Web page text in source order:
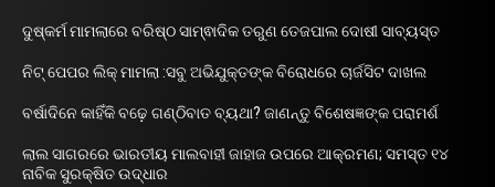
ଦୁଷ୍କର୍ମ ମାମଲାରେ ବରିଷ୍ଠ ସାମ୍ଵାଦିକ ତରୁଣ ତେଜପାଲ ଦୋଷୀ ସାବ୍ୟସ୍ତ
ନିଟ୍ ପେପର ଲିକ୍ ମାମଲା :ସବୁ ଅଭିଯୁକ୍ତଙ୍କ ବିରୋଧରେ ଚାର୍ଜସିଟ ଦାଖଲ
ବର୍ଷାଦିନେ କାହିଁକି ବଢ଼େ ଗଣ୍ଠିବାତ ବ୍ୟଥା? ଜାଣନ୍ତୁ ବିଶେଷଜ୍ଞଙ୍କ ପରାମର୍ଶ
ଲାଲ ସାଗରରେ ଭାରତୀୟ ମାଲବାହୀ ଜାହାଜ ଉପରେ ଆକ୍ରମଣ; ସମସ୍ତ ୧୪
ନାବିକ ସୁରକ୍ଷିତ ଉଦ୍ଧାର